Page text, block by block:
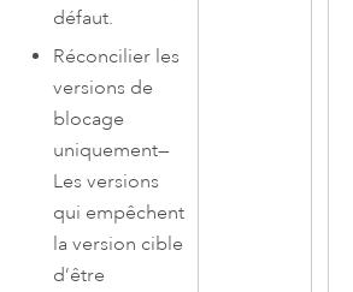
défaut.
Réconcilier les
versions de
blocage
uniquement—
Les versions
qui empêchent
la version cible
d’être